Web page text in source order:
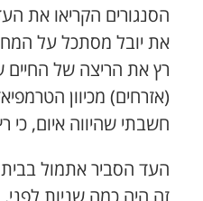
הסנגורים הקריאו את
את יובל מסתכל על
רץ את הריצה של החיים
(אזרחים) מכיוון
חשבתי שהיווה איום, כי
העד הסביר אתמול בבית